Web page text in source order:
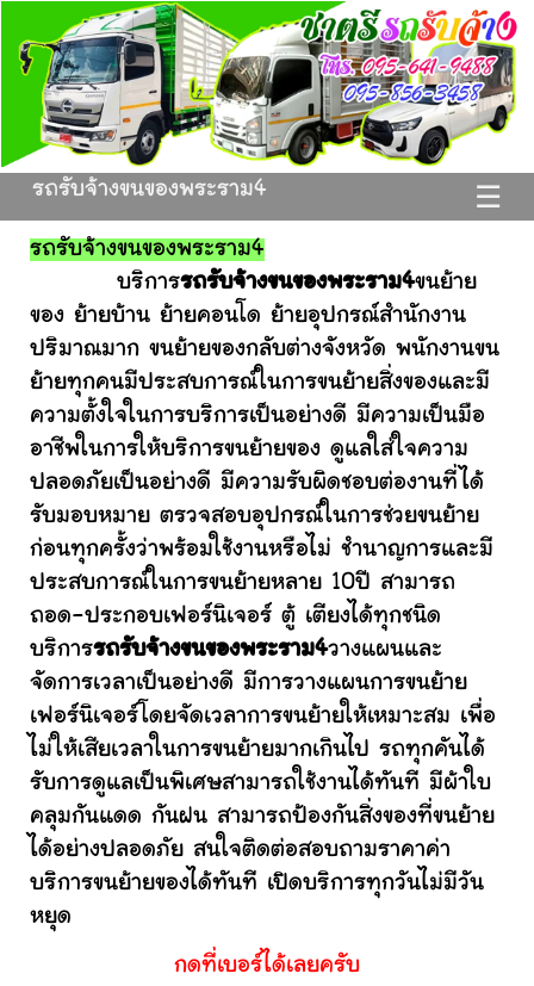
☰
รถรับจ้างขนของพระราม4
รถรับจ้างขนของพระราม4
บริการรถรับจ้างขนของพระราม4ขนย้าย
ของ ย้ายบ้าน ย้ายคอนโด ย้ายอุปกรณ์สำนักงาน
ปริมาณมาก ขนย้ายของกลับต่างจังหวัด พนักงานขน
ย้ายทุกคนมีประสบการณ์ในการขนย้ายสิ่งของและมี
ความตั้งใจในการบริการเป็นอย่างดี มีความเป็นมือ
อาชีพในการให้บริการขนย้ายของ ดูแลใส่ใจความ
ปลอดภัยเป็นอย่างดี มีความรับผิดชอบต่องานที่ได้
รับมอบหมาย ตรวจสอบอุปกรณ์ในการช่วยขนย้าย
ก่อนทุกครั้งว่าพร้อมใช้งานหรือไม่ ชำนาญการและมี
ประสบการณ์ในการขนย้ายหลาย 10ปี สามารถ
ถอด-ประกอบเฟอร์นิเจอร์ ตู้ เตียงได้ทุกชนิด
บริการรถรับจ้างขนของพระราม4วางแผนและ
จัดการเวลาเป็นอย่างดี มีการวางแผนการขนย้าย
เฟอร์นิเจอร์โดยจัดเวลาการขนย้ายให้เหมาะสม เพื่อ
ไม่ให้เสียเวลาในการขนย้ายมากเกินไป รถทุกคันได้
รับการดูแลเป็นพิเศษสามารถใช้งานได้ทันที มีผ้าใบ
คลุมกันแดด กันฝน สามารถป้องกันสิ่งของที่ขนย้าย
ได้อย่างปลอดภัย สนใจติดต่อสอบถามราคาค่า
บริการขนย้ายของได้ทันที เปิดบริการทุกวันไม่มีวัน
หยุด
กดที่เบอร์ได้เลยครับ